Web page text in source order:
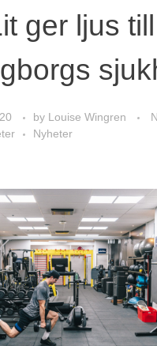
ger ljus till
by Louise Wingren
Nyheter